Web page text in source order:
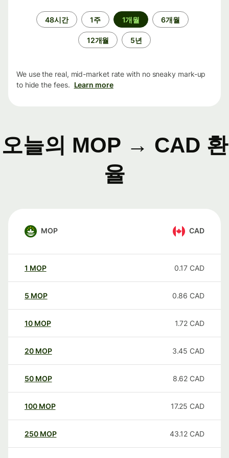
48시간 1주 1개월 6개월
12개월 5년
We use the real, mid-market rate with no sneaky mark-up
to hide the fees. Learn more
오늘의 MOP → CAD 환
율
MOP CAD
1 MOP 0.17 CAD
5 MOP 0.86 CAD
10 MOP 1.72 CAD
20 MOP 3.45 CAD
50 MOP 8.62 CAD
100 MOP 17.25 CAD
250 MOP 43.12 CAD